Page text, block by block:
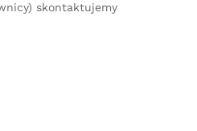
skontaktujemy